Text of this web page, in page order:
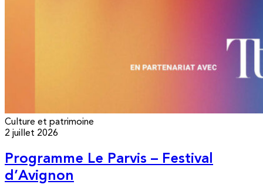
Culture et patrimoine
2 juillet 2026
Programme Le Parvis – Festival
d’Avignon